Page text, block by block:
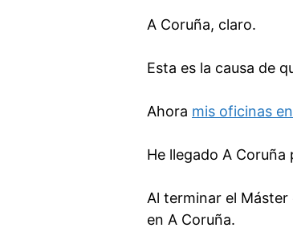
A Coruña, claro.
Esta es la causa de
Ahora mis oficinas
He llegado A
Al terminar el
en A Coruña.